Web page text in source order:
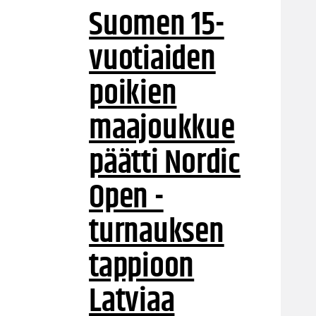
Suomen 15-
vuotiaiden
poikien
maajoukkue
päätti Nordic
Open -
turnauksen
tappioon
Latviaa